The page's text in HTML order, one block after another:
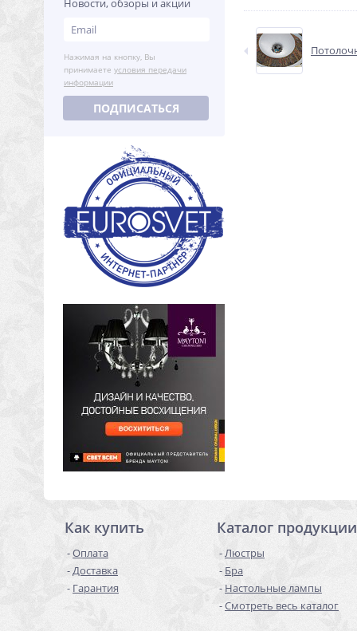
Новости, обзоры и акции
Нажимая на кнопку, Вы
принимаете условия передачи
информации
ПОДПИСАТЬСЯ
Как купить
Оплата
Доставка
Гарантия
Каталог продукции
Люстры
Бра
Настольные лампы
Смотреть весь каталог